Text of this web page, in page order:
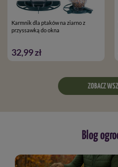
Karmnik dla ptaków na ziarno z
przyssawką do okna
32,99 zł
ZOBACZ
Blog